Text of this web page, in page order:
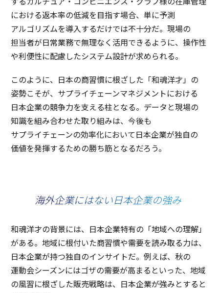
における返本率の低減を 目指す場合、単に予測
アルゴリズムを導入するだけでは不十分だ。現場の
担当者が日常業務で無理なく 活用できるように、 操作性
や利便性に配慮 したシステム設計が求められる。
このように、 日本の商習慣に根ざした「和魂洋才」の
姿勢こそが、 サプライチェーンマネジメント における
日本企業の競争力を支える柱となる。 データ と現場の
知識を組み合わせた取り組みは、今後も
サプライチェーンの効率化において 日本企業が独自の
価値を発揮するための勝ち筋となるだろう。
海外企業にはない日本企業の強み
和魂洋才の背景には、 日本企業特有の「地域への理解」
がある。地域に根付いた商習慣や需要を読み取る力は、
日本企業が持つ独自のインサイトだ。例えば、秋の
運動会シーズンにはゴザの需要が高まるといった、地域
の風習に根ざした販売戦略は、 日本企業が強みとすると